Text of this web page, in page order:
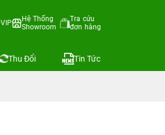
VIP
Hệ Thống
Showroom
Tra cứu
đơn hàng
Thu Đổi Tin Tức